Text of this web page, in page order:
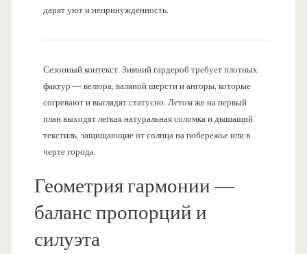
дарят уют и непринужденность.
Сезонный контекст. Зимний гардероб требует плотных
фактур — велюра, валяной шерсти и ангоры, которые
согревают и выглядят статусно. Летом же на первый
план выходят легкая натуральная соломка и дышащий
текстиль, защищающие от солнца на побережье или в
черте города.
Геометрия гармонии —
баланс пропорций и
силуэта